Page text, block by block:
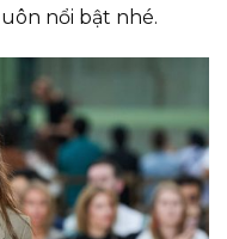
nổi bật nhé.